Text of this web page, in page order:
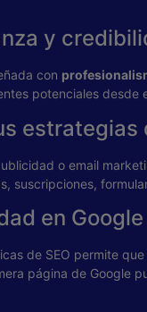
y
con
potenciales desde
o email
suscripciones,
en Google
de SEO permite
página de Google